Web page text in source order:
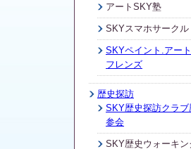
アートSKY塾
SKYスマホサークル
SKYペイント.アート.
フレンズ
歴史探訪
SKY歴史探訪クラブ
参会
SKY歴史ウォーキン